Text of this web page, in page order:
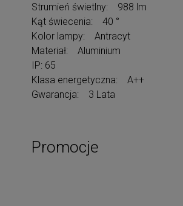
Strumień świetlny: 988 lm
Kąt świecenia: 40 °
Kolor lampy: Antracyt
Materiał: Aluminium
IP: 65
Klasa energetyczna: A++
Gwarancja: 3 Lata
Promocje